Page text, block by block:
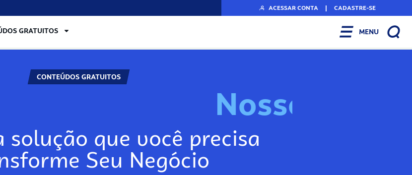
ACESSAR CONTA | CADASTRE-SE
GRATUITOS MENU
CONTEÚDOS GRATUITOS
Nosso
solução que você precisa
Seu Negócio